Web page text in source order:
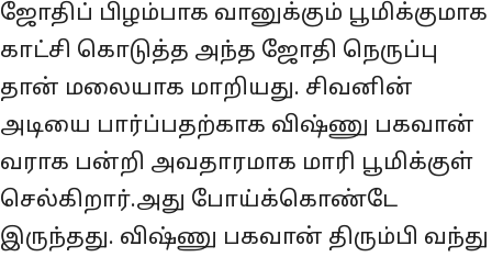
ஜோதிப் பிழம்பாக வானுக்கும் பூமிக்குமாக
காட்சி கொடுத்த அந்த ஜோதி நெருப்பு
தான் மலையாக மாறியது. சிவனின்
அடியை பார்ப்பதற்காக விஷ்ணு பகவான்
வராக‌ பன்றி அவதாரமாக மாரி பூமிக்குள்
செல்கிறார்.‌அது போய்க்‌கொண்டே
இருந்தது. விஷ்ணு பகவான் திரும்பி வந்து